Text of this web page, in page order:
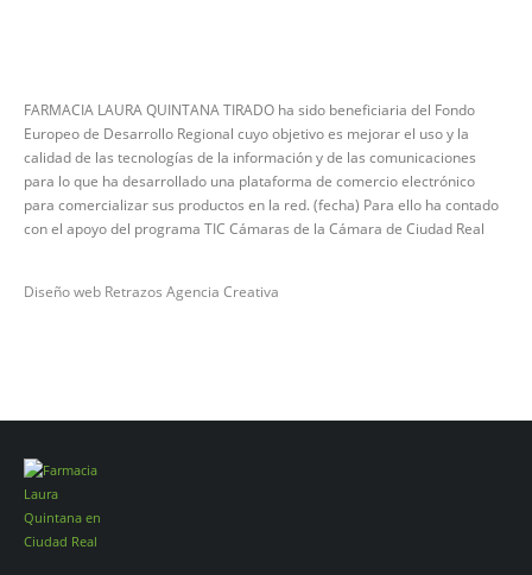
FARMACIA LAURA QUINTANA TIRADO ha sido beneficiaria del Fondo
Europeo de Desarrollo Regional cuyo objetivo es mejorar el uso y la
calidad de las tecnologías de la información y de las comunicaciones
para lo que ha desarrollado una plataforma de comercio electrónico
para comercializar sus productos en la red. (fecha) Para ello ha contado
con el apoyo del programa TIC Cámaras de la Cámara de Ciudad Real
Diseño web Retrazos Agencia Creativa